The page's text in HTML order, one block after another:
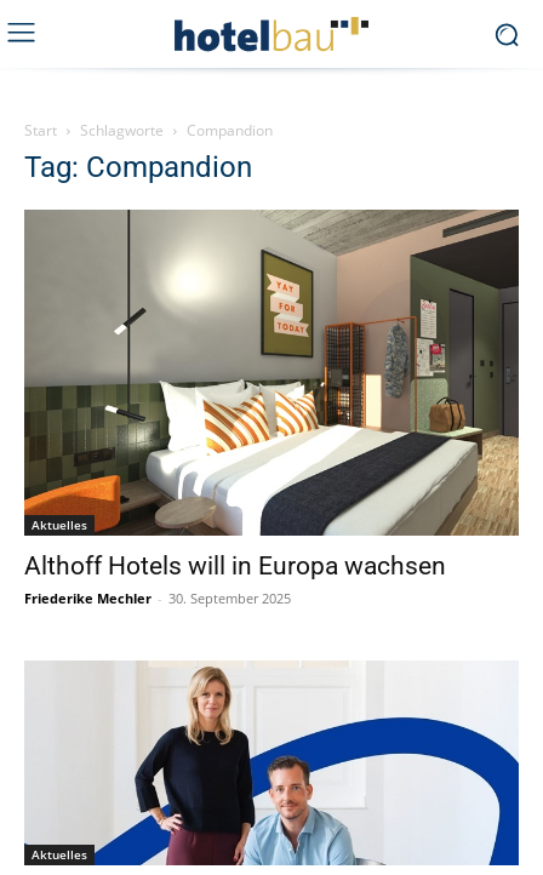
Start Schlagworte Compandion
Tag: Compandion
Aktuelles
Althoff Hotels will in Europa wachsen
Friederike Mechler - 30. September 2025
Aktuelles